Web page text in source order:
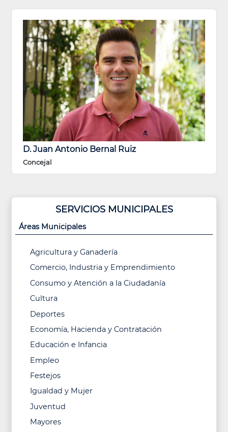
D. Juan Antonio Bernal Ruiz
Concejal
SERVICIOS MUNICIPALES
Áreas Municipales
Agricultura y Ganadería
Comercio, Industria y Emprendimiento
Consumo y Atención a la Ciudadanía
Cultura
Deportes
Economía, Hacienda y Contratación
Educación e Infancia
Empleo
Festejos
Igualdad y Mujer
Juventud
Mayores